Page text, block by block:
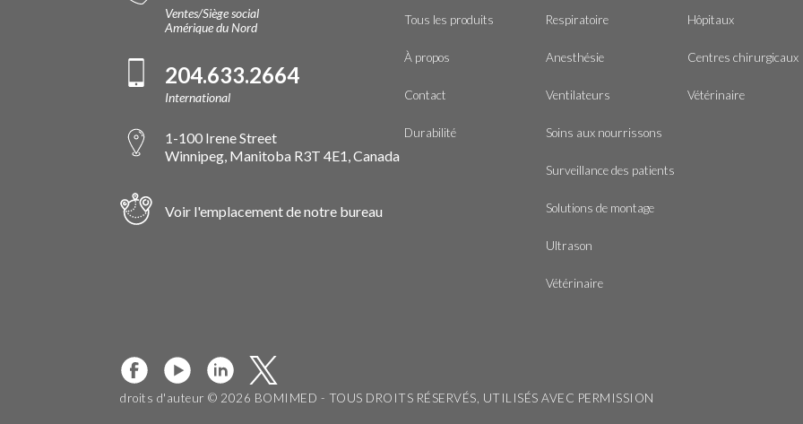
Ventes/Siège social
Amérique du Nord
204.633.2664
International
1-100 Irene Street
Winnipeg, Manitoba R3T 4E1, Canada
Voir l'emplacement de notre bureau
Tous les produits
À propos
Contact
Durabilité
Respiratoire
Anesthésie
Ventilateurs
Soins aux nourrissons
Surveillance des patients
Solutions de montage
Ultrason
Vétérinaire
Hôpitaux
Centres chirurgicaux
Vétérinaire
droits d'auteur © 2026 BOMIMED - TOUS DROITS RÉSERVÉS, UTILISÉS AVEC PERMISSION